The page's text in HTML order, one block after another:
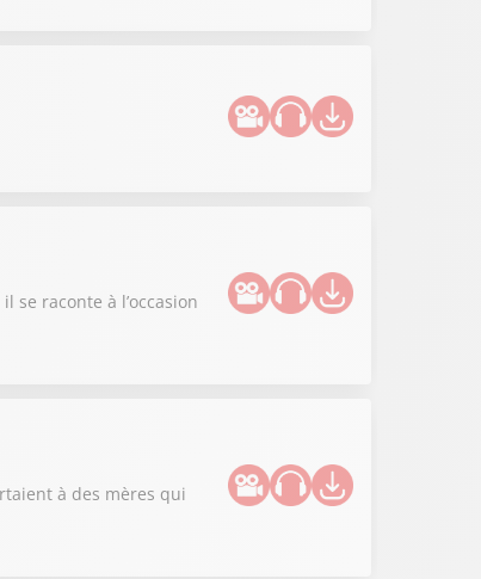
se raconte à l’occasion
à des mères qui